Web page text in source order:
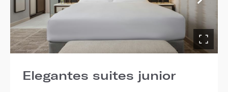
Elegantes suites junior